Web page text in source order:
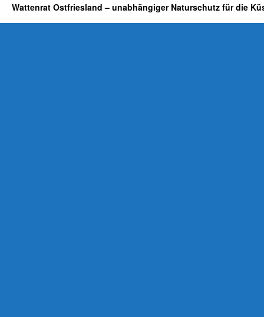
Wattenrat Ostfriesland – unabhängiger Naturschutz für die